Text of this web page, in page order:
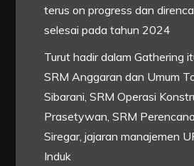
terus on progress dan
selesai pada tahun 2024
Turut hadir dalam Gathering
SRM Anggaran dan Umum
Sibarani, SRM Operasi
Prasetywan, SRM
Siregar, jajaran manajemen
Induk